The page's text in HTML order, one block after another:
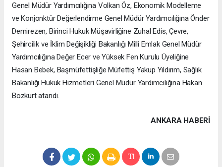
Genel Müdür Yardımcılığına Volkan Öz, Ekonomik Modelleme
ve Konjonktür Değerlendirme Genel Müdür Yardımcılığına Önder
Demirezen, Birinci Hukuk Müşavirliğine Zuhal Edis, Çevre,
Şehircilik ve İklim Değişikliği Bakanlığı Milli Emlak Genel Müdür
Yardımcılığına Değer Ecer ve Yüksek Fen Kurulu Üyeliğine
Hasan Bebek, Başmüfettişliğe Müfettiş Yakup Yıldırım, Sağlık
Bakanlığı Hukuk Hizmetleri Genel Müdür Yardımcılığına Hakan
Bozkurt atandı.
ANKARA HABERİ